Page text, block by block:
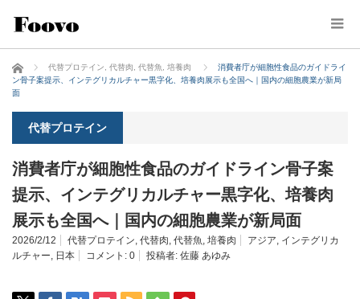
ホーム 代替プロテイン 代替肉 代替魚 培養肉
消費者庁が細胞性食品のガイドライ
ン骨子案提示、インテグリカルチャー黒字化、培養肉展示も全国へ｜国内の細胞農業が新局
面
代替プロテイン
消費者庁が細胞性食品のガイドライン骨子案
提示、インテグリカルチャー黒字化、培養肉
展示も全国へ｜国内の細胞農業が新局面
2026/2/12 代替プロテイン, 代替肉, 代替魚, 培養肉 アジア, インテグリカ
ルチャー, 日本 コメント: 0 投稿者: 佐藤 あゆみ